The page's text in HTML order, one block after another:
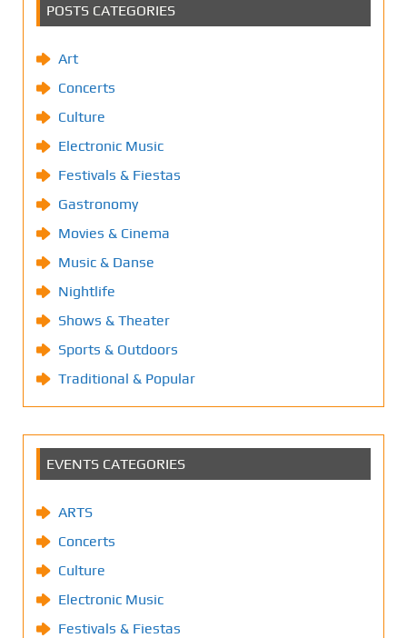
POSTS CATEGORIES
Art
Concerts
Culture
Electronic Music
Festivals & Fiestas
Gastronomy
Movies & Cinema
Music & Danse
Nightlife
Shows & Theater
Sports & Outdoors
Traditional & Popular
EVENTS CATEGORIES
ARTS
Concerts
Culture
Electronic Music
Festivals & Fiestas